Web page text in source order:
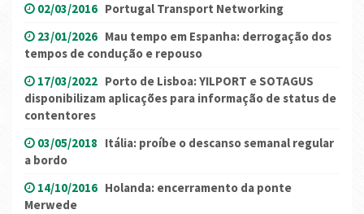
02/03/2016 Portugal Transport Networking
23/01/2026 Mau tempo em Espanha: derrogação dos
tempos de condução e repouso
17/03/2022 Porto de Lisboa: YILPORT e SOTAGUS
disponibilizam aplicações para informação de status de
contentores
03/05/2018 Itália: proíbe o descanso semanal regular
a bordo
14/10/2016 Holanda: encerramento da ponte
Merwede